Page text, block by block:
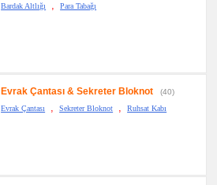
Bardak Altlığı
Para Tabağı
Evrak Çantası & Sekreter Bloknot
(40)
Evrak Çantası
Sekreter Bloknot Ruhsat Kabı